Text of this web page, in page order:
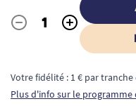
Quantité
- +
Votre fidélité : 1 € par tranche
Plus d'info sur le programme